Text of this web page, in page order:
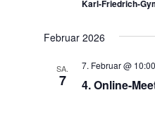
Karl-Friedrich-
Februar 2026
SA.
7 4. Online-
7. Februar @ 10:00